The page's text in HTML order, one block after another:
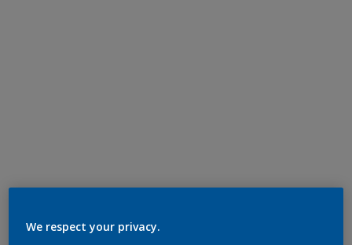
We respect your privacy.